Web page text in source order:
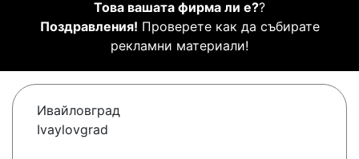
Това вашата фирма ли е??
Поздравления! Проверете как да събирате
рекламни материали!
Ивайловград
Ivaylovgrad